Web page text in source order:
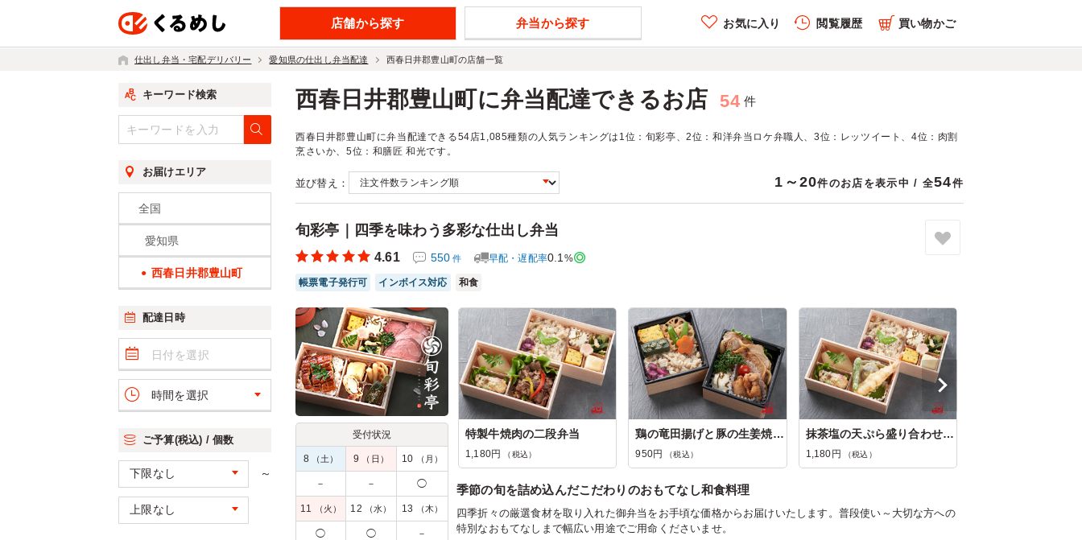
店舗から探す 弁当から探す お気に入り 閲覧履歴 買い物かご
仕出し弁当・宅配デリバリー 愛知県の仕出し弁当配達 西春日井郡豊山町の店舗一覧
西春日井郡豊山町に弁当配達できるお店 54 件
西春日井郡豊山町に弁当配達できる54店1,085種類の人気ランキングは1位：旬彩亭、2位：和洋弁当ロケ弁職人、3位：レッツイート、4位：肉割
烹さいか、5位：和膳匠 和光です。
並び替え： 1～20件のお店を表示中 / 全54件
旬彩亭｜四季を味わう多彩な仕出し弁当
4.61 550 件 早配・遅配率0.1 %
帳票電子発行可 インボイス対応 和食
受付状況
8 （土） 9 （日） 10 （月）
－ － ◯
11 （火） 12 （水） 13 （木）
◯ ◯ －
特製牛焼肉の二段弁当
1,180円 （税込）
鶏の竜田揚げと豚の生姜焼きの御弁当
950円 （税込）
抹茶塩の天ぷら盛り合わせ二段弁当
1,180円 （税込）
季節の旬を詰め込んだこだわりのおもてなし和食料理
四季折々の厳選食材を取り入れた御弁当をお手頃な価格からお届けいたします。普段使い～大切な方への
特別なおもてなしまで幅広い用途でご用命くださいませ。
キーワード検索
お届けエリア
全国
愛知県
西春日井郡豊山町
配達日時
時間を選択
ご予算(税込) / 個数
～